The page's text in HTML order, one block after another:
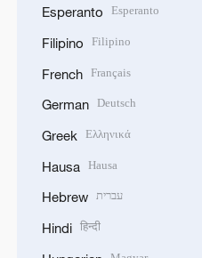
Esperanto Esperanto
Filipino Filipino
French Français
German Deutsch
Greek Ελληνικά
Hausa Hausa
Hebrew עברית
Hindi हिन्दी